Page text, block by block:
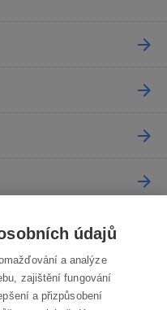
údajů
a analýze
zajištění fungování
a přizpůsobení